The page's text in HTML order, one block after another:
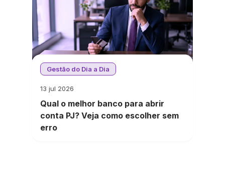
Gestão do Dia a Dia
13 jul 2026
Qual o melhor banco para abrir
conta PJ? Veja como escolher sem
erro